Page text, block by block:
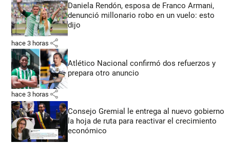
Daniela Rendón, esposa de Franco Armani,
denunció millonario robo en un vuelo: esto
dijo
hace 3 horas share
Atlético Nacional confirmó dos refuerzos y
prepara otro anuncio
hace 3 horas share
Consejo Gremial le entrega al nuevo gobierno
la hoja de ruta para reactivar el crecimiento
económico